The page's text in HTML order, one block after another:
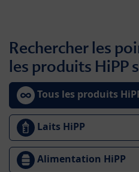
Rechercher les
les produits HiPP
Tous les produits
Laits HiPP
Alimentation HiPP